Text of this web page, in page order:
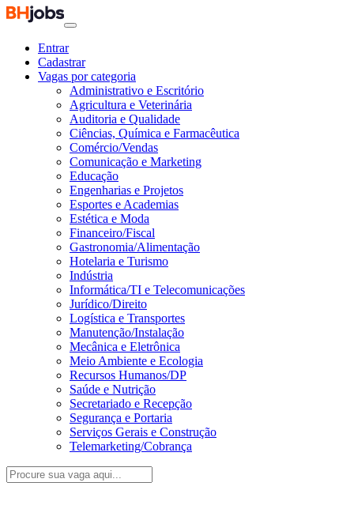
Entrar
Cadastrar
Vagas por categoria
Administrativo e Escritório
Agricultura e Veterinária
Auditoria e Qualidade
Ciências, Química e Farmacêutica
Comércio/Vendas
Comunicação e Marketing
Educação
Engenharias e Projetos
Esportes e Academias
Estética e Moda
Financeiro/Fiscal
Gastronomia/Alimentação
Hotelaria e Turismo
Indústria
Informática/TI e Telecomunicações
Jurídico/Direito
Logística e Transportes
Manutenção/Instalação
Mecânica e Eletrônica
Meio Ambiente e Ecologia
Recursos Humanos/DP
Saúde e Nutrição
Secretariado e Recepção
Segurança e Portaria
Serviços Gerais e Construção
Telemarketing/Cobrança